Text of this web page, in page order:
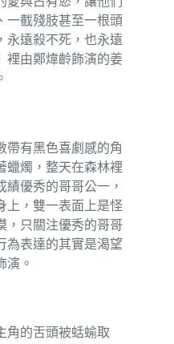
一截殘肢甚至一根頭
永遠殺不死，也永遠
裡由鄭煒齡飾演的姜
帶有黑色喜劇感的角
蠟燭，整天在森林裡
優秀的哥哥公一，
上，雙一表面上是怪
，只關注優秀的哥哥
為表達的其實是渴望
演。
角的舌頭被蛞蝓取